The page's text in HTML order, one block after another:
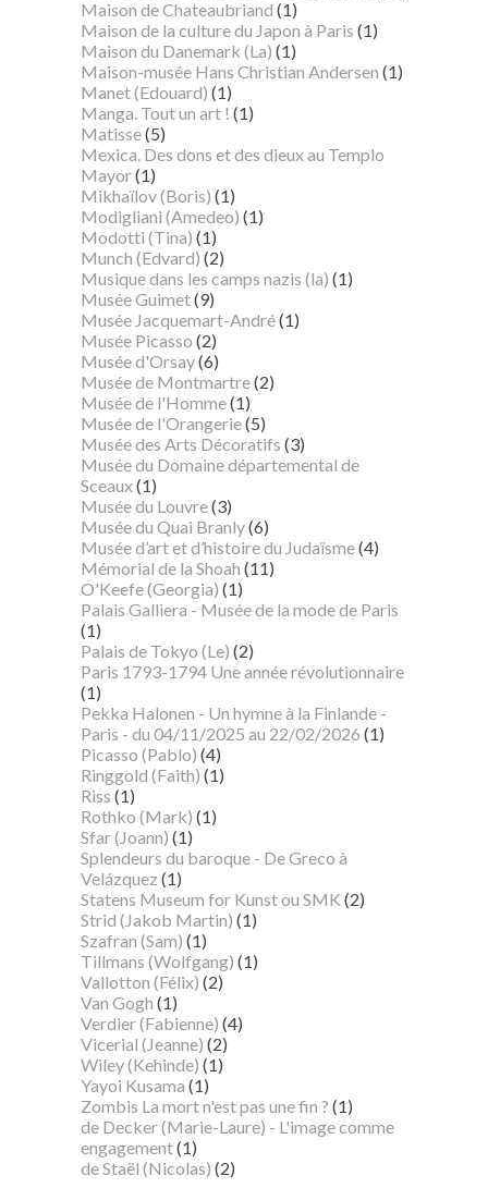
Maison de Chateaubriand (1)
Maison de la culture du Japon à Paris (1)
Maison du Danemark (La) (1)
Maison-musée Hans Christian Andersen (1)
Manet (Edouard) (1)
Manga. Tout un art ! (1)
Matisse(5)
Mexica. Des dons et des dieux au Templo
Mayor(1)
Mikhaïlov (Boris) (1)
Modigliani (Amedeo) (1)
Modotti (Tina) (1)
Munch (Edvard) (2)
Musique dans les camps nazis (la) (1)
Musée Guimet(9)
Musée Jacquemart-André(1)
Musée Picasso (2)
Musée d'Orsay(6)
Musée de Montmartre(2)
Musée de l'Homme(1)
Musée de l'Orangerie(5)
Musée des Arts Décoratifs (3)
Musée du Domaine départemental de
Sceaux(1)
Musée du Louvre(3)
Musée du Quai Branly(6)
Musée d’art et d’histoire du Judaïsme(4)
Mémorial de la Shoah (11)
O'Keefe (Georgia) (1)
Palais Galliera - Musée de la mode de Paris
(1)
Palais de Tokyo (Le) (2)
Paris 1793-1794 Une année révolutionnaire
(1)
Pekka Halonen - Un hymne à la Finlande -
Paris - du 04/11/2025 au 22/02/2026 (1)
Picasso (Pablo) (4)
Ringgold (Faith) (1)
Riss (1)
Rothko (Mark) (1)
Sfar (Joann) (1)
Splendeurs du baroque - De Greco à
Velázquez (1)
Statens Museum for Kunst ou SMK (2)
Strid (Jakob Martin) (1)
Szafran (Sam) (1)
Tillmans (Wolfgang) (1)
Vallotton (Félix) (2)
Van Gogh (1)
Verdier (Fabienne) (4)
Vicerial (Jeanne) (2)
Wiley (Kehinde) (1)
Yayoi Kusama (1)
Zombis La mort n'est pas une fin ? (1)
de Decker (Marie-Laure) - L'image comme
engagement(1)
de Staël (Nicolas) (2)